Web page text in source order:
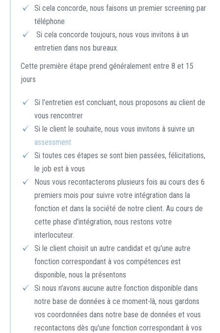
Si cela concorde, nous faisons un premier screening par
téléphone
Si cela concorde toujours, nous vous invitons à un
entretien dans nos bureaux.
Cette première étape prend généralement entre 8 et 15
jours
Si l'entretien est concluant, nous proposons au client de
vous rencontrer
Si le client le souhaite, nous vous invitons à suivre un
assessment
Si toutes ces étapes se sont bien passées, félicitations,
le job est à vous
Nous vous recontacterons plusieurs fois au cours des 6
premiers mois pour suivre votre intégration dans la
fonction et dans la société de notre client. Au cours de
cette phase d'intégration, nous restons votre
interlocuteur.
Si le client choisit un autre candidat et qu'une autre
fonction correspondant à vos compétences est
disponible, nous la présentons
Si nous n'avons aucune autre fonction disponible dans
notre base de données à ce moment-là, nous gardons
vos coordonnées dans notre base de données et vous
recontactons dès qu'une fonction correspondant à vos